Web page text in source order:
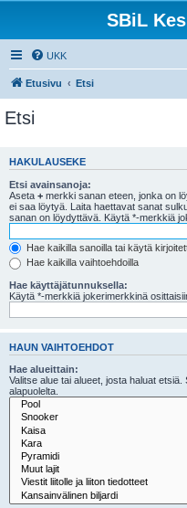
SBiL
UKK
Etusivu Etsi
Etsi
HAKULAUSEKE
Etsi avainsanoja:
Aseta + merkki sanan eteen, jonka on
ei saa löytyä. Laita haettavat sanat
sanan on löydyttävä. Käytä *-merkkiä
Hae kaikilla sanoilla tai käytä
Hae kaikilla vaihtoehdoilla
Hae käyttäjätunnuksella:
Käytä *-merkkiä jokerimerkkinä
HAUN VAIHTOEHDOT
Hae alueittain:
Valitse alue tai alueet, josta haluat
alapuolelta.